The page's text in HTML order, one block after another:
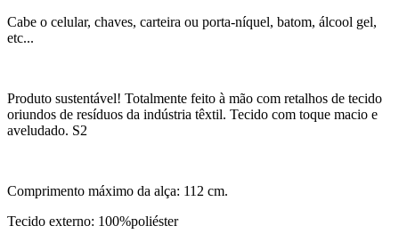
Cabe o celular, chaves, carteira ou porta-níquel, batom, álcool gel,
etc...
Produto sustentável! Totalmente feito à mão com retalhos de tecido
oriundos de resíduos da indústria têxtil. Tecido com toque macio e
aveludado. S2
Comprimento máximo da alça: 112 cm.
Tecido externo: 100%poliéster